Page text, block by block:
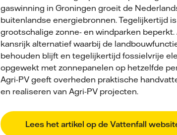
gaswinning in Groningen groeit de
buitenlandse energiebronnen. Tegelijkertijd
grootschalige zonne- en windparken beperkt.
kansrijk alternatief waarbij de
behouden blijft en tegelijkertijd fossielvrije
opgewekt met zonnepanelen op hetzelfde
Agri-PV geeft overheden praktische
en realiseren van Agri-PV projecten.
Lees het artikel op de Vattenfall